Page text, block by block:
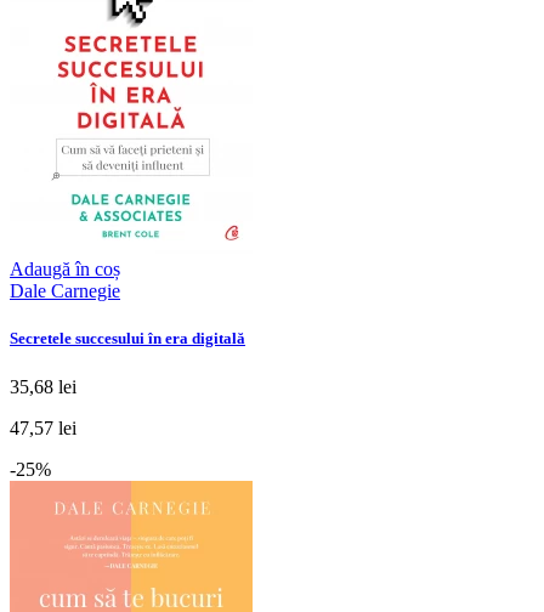
Adaugă în coș
Dale Carnegie
Secretele succesului în era digitală
35,68 lei
47,57 lei
-25%